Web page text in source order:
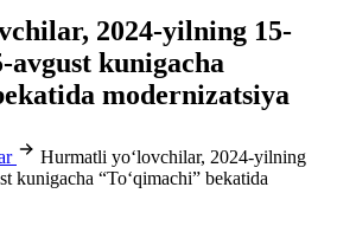
2024-yilning 15-
kunigacha
modernizatsiya
Hurmatli yo‘lovchilar, 2024-yilning
kunigacha “To‘qimachi” bekatida